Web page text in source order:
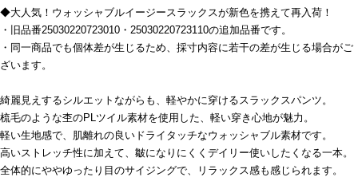
◆大人気！ウォッシャブルイージースラックスが新色を携えて再入荷！
・旧品番25030220723010・25030220723110の追加品番です。
・同一商品でも個体差が生じるため、採寸内容に若干の差が生じる場合がご
ざいます。
綺麗見えするシルエットながらも、軽やかに穿けるスラックスパンツ。
梳毛のような杢のPLツイル素材を使用した、軽い穿き心地が魅力。
軽い生地感で、肌離れの良いドライタッチなウォッシャブル素材です。
高いストレッチ性に加えて、皺になりにくくデイリー使いしたくなる一本。
全体的にややゆったり目のサイジングで、リラックス感も感じられます。